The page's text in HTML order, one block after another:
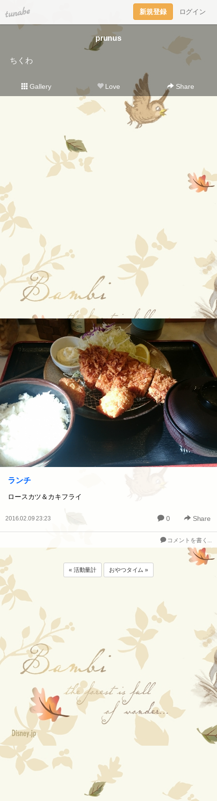
tuna.be 新規登録 ログイン
prunus
ちくわ
Gallery Love Share
ランチ
ロースカツ＆カキフライ
2016.02.09 23:23 0 Share
コメントを書く...
« 活動量計 おやつタイム »